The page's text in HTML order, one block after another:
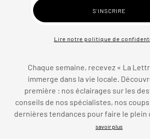
Lire notre politique de
Chaque semaine, recevez « La
immerge dans la vie locale.
première : nos éclairages sur les
conseils de nos spécialistes, nos
dernières tendances pour faire le plein
savoir plus